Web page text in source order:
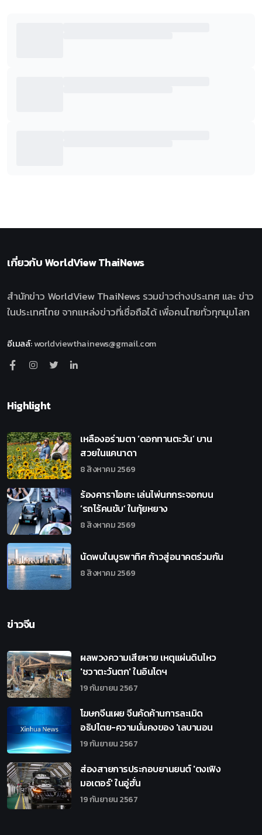
เกี่ยวกับWorldView ThaiNews
สำนักข่าว WorldView ThaiNews รวมข่าวต่างประเทศ และ ข่าว
ในประเทศไทย จากแหล่งข่าวที่เชื่อถือได้ เพื่อคนไทยทั่วทุกมุมโลก
อีเมลล์:worldviewthainews@gmail.com
Highlight
เหลืองอร่ามตา ‘ดอกทานตะวัน’ บาน
สวยในแคนาดา
8 สิงหาคม 2569
ร้องคาราโอเกะ เล่นไพ่นกกระจอกบน
‘รถไร้คนขับ’ ในกุ้ยหยาง
8 สิงหาคม 2569
นัดพบในบูรพาทิศ ก้าวสู่อนาคตร่วมกัน
8 สิงหาคม 2569
ข่าวจีน
ผลพวงความเสียหาย เหตุแผ่นดินไหว
'ชวาตะวันตก' ในอินโดฯ
19 กันยายน 2567
โฆษกจีนเผย จีนคัดค้านการละเมิด
อธิปไตย-ความมั่นคงของ 'เลบานอน
19 กันยายน 2567
ส่องสายการประกอบยานยนต์ 'ตงเฟิง
มอเตอร์' ในอู่ฮั่น
19 กันยายน 2567